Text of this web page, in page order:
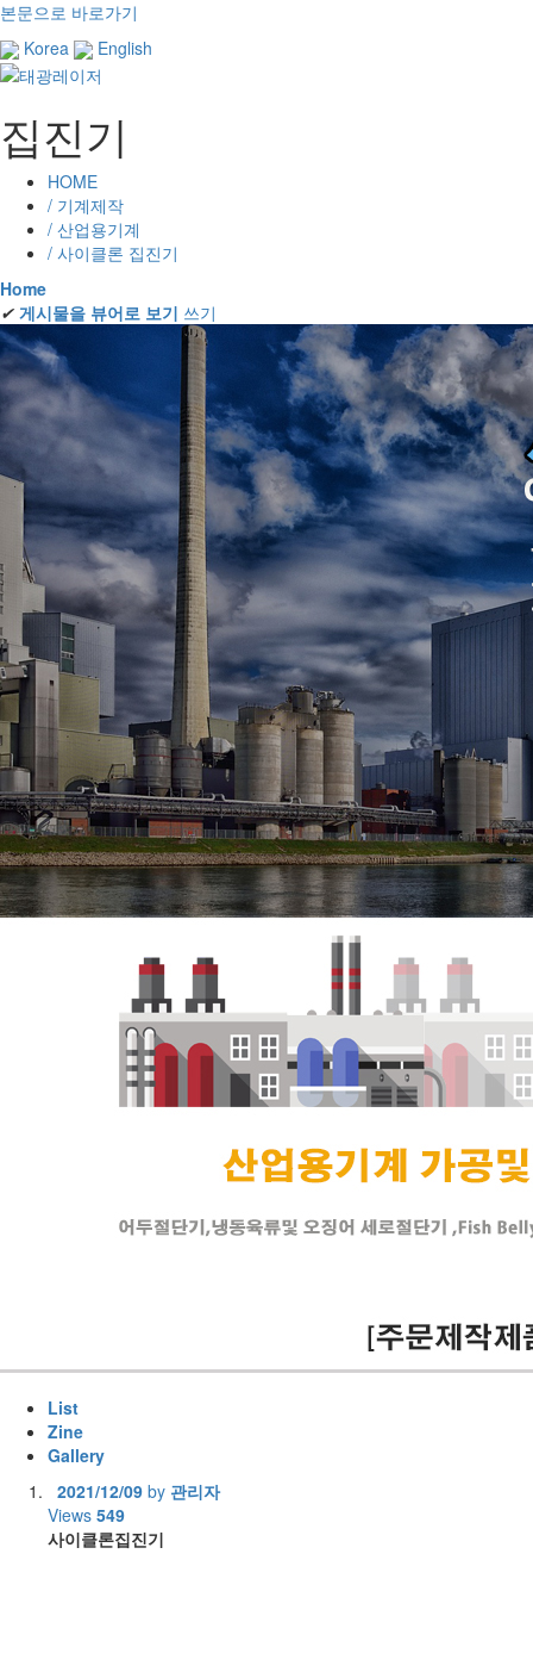
본문으로 바로가기
Korea
English
집진기
HOME
/ 기계제작
/ 산업용기계
/ 사이클론 집진기
Home
✔ 게시물을 뷰어로 보기 쓰기
List
Zine
Gallery
2021/12/09 by 관리자
Views 549
사이클론집진기